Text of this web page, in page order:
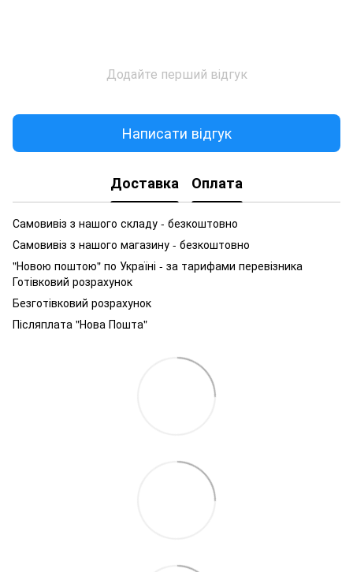
Додайте перший відгук
Написати відгук
Доставка Оплата
Самовивіз з нашого складу - безкоштовно
Самовивіз з нашого магазину - безкоштовно
"Новою поштою" по Україні - за тарифами перевізника
Готівковий розрахунок
Безготівковий розрахунок
Післяплата "Нова Пошта"